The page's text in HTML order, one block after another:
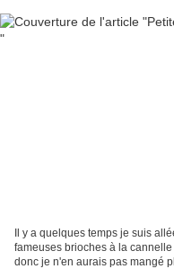
Il y a quelques temps je suis
fameuses brioches à la
donc je n'en aurais pas mangé